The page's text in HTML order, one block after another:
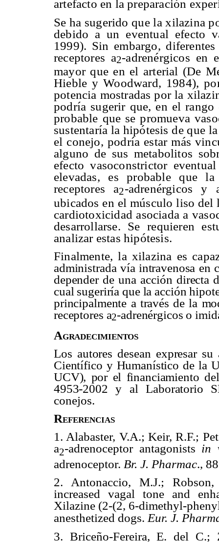
artefacto en la preparación
Se ha sugerido que la xilazina
debido a un eventual efecto
1999). Sin embargo,
receptores a2-adrenérgicos en
mayor que en el arterial (De
Hieble y Woodward, 1984),
potencia mostradas por la
podría sugerir que, en el rango
probable que se promueva
sustentaría la hipótesis de que
el conejo, podría estar más
alguno de sus metabolitos
efecto vasoconstrictor
elevadas, es probable que
receptores a2-adrenérgicos y
ubicados en el músculo liso del
cardiotoxicidad asociada a
desarrollarse. Se requieren
analizar estas hipótesis.
Finalmente, la xilazina es cap
administrada vía intravenosa en
depender de una acción directa
cual sugeriría que la acción
principalmente a través de la
receptores a2-adrenérgicos o
Agradecimientos
Los autores desean expresar
Científico y Humanístico de la
UCV), por el financiamiento
4953-2002 y al Laboratorio
conejos.
Referencias
1. Alabaster, V.A.; Keir, R.F.;
a2-adrenoceptor antagonists in
adrenoceptor. Br. J. Pharmac.,
2. Antonaccio, M.J.;
increased vagal tone and
Xilazine (2-(2, 6-dimethyl-
anesthetized dogs. Eur. J.
3. Briceño-Fereira, E. del C.;